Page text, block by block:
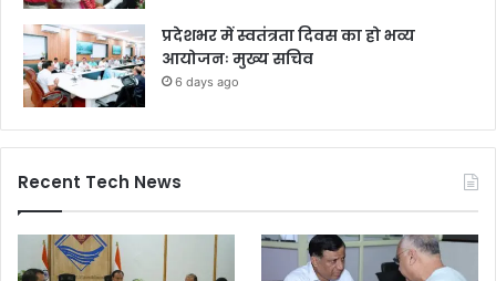
प्रदेशभर में स्वतंत्रता दिवस का हो भव्य
आयोजनः मुख्य सचिव
6 days ago
Recent Tech News